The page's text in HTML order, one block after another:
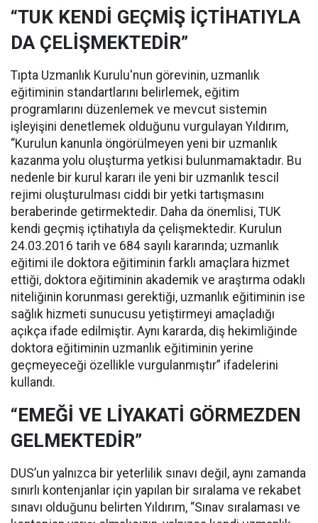
“TUK KENDİ GEÇMİŞ İÇTİHATIYLA
DA ÇELİŞMEKTEDİR”
Tıpta Uzmanlık Kurulu'nun görevinin, uzmanlık
eğitiminin standartlarını belirlemek, eğitim
programlarını düzenlemek ve mevcut sistemin
işleyişini denetlemek olduğunu vurgulayan Yıldırım,
“Kurulun kanunla öngörülmeyen yeni bir uzmanlık
kazanma yolu oluşturma yetkisi bulunmamaktadır. Bu
nedenle bir kurul kararı ile yeni bir uzmanlık tescil
rejimi oluşturulması ciddi bir yetki tartışmasını
beraberinde getirmektedir. Daha da önemlisi, TUK
kendi geçmiş içtihatıyla da çelişmektedir. Kurulun
24.03.2016 tarih ve 684 sayılı kararında; uzmanlık
eğitimi ile doktora eğitiminin farklı amaçlara hizmet
ettiği, doktora eğitiminin akademik ve araştırma odaklı
niteliğinin korunması gerektiği, uzmanlık eğitiminin ise
sağlık hizmeti sunucusu yetiştirmeyi amaçladığı
açıkça ifade edilmiştir. Aynı kararda, diş hekimliğinde
doktora eğitiminin uzmanlık eğitiminin yerine
geçmeyeceği özellikle vurgulanmıştır” ifadelerini
kullandı.
“EMEĞİ VE LİYAKATİ GÖRMEZDEN
GELMEKTEDİR”
DUS’un yalnızca bir yeterlilik sınavı değil, aynı zamanda
sınırlı kontenjanlar için yapılan bir sıralama ve rekabet
sınavı olduğunu belirten Yıldırım, “Sınav sıralaması ve